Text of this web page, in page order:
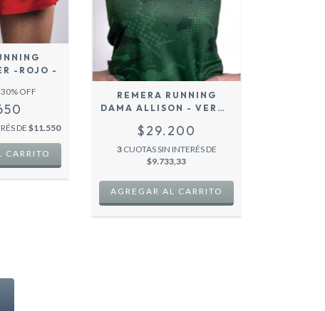
-ROJO -
30% OFF
DE$11.550
CARRITO
REMERA RUNNING
DAMA ALLISON - VERDE
$29.200
3 CUOTAS SIN INTERÉS DE
$9.733,33
AGREGAR AL CARRITO